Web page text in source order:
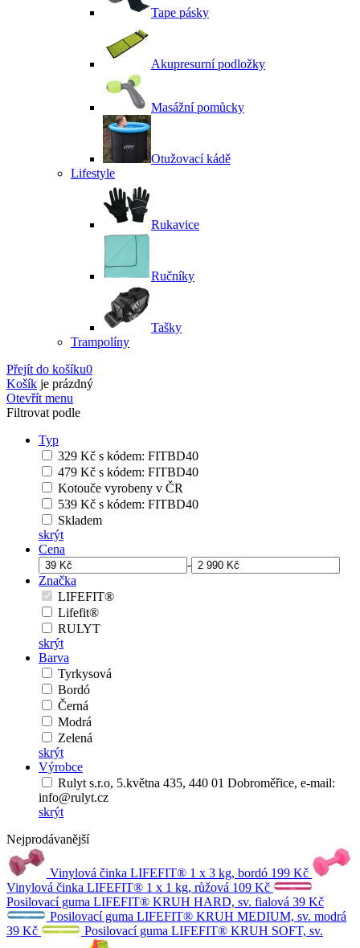
Tape pásky
Akupresurní podložky
Masážní pomůcky
Otužovací kádě
Lifestyle
Rukavice
Ručníky
Tašky
Trampolíny
Přejít do košíku0
Košík je prázdný
Otevřít menu
Filtrovat podle
Typ
329 Kč s kódem: FITBD40
479 Kč s kódem: FITBD40
Kotouče vyrobeny v ČR
539 Kč s kódem: FITBD40
Skladem
skrýt
Cena
-
Značka
LIFEFIT®
Lifefit®
RULYT
skrýt
Barva
Tyrkysová
Bordó
Černá
Modrá
Zelená
skrýt
Výrobce
Rulyt s.r.o, 5.května 435, 440 01 Dobroměřice, e-mail:
info@rulyt.cz
skrýt
Nejprodávanější
Vinylová činka LIFEFIT® 1 x 3 kg, bordó 199 Kč
Vinylová činka LIFEFIT® 1 x 1 kg, růžová 109 Kč
Posilovací guma LIFEFIT® KRUH HARD, sv. fialová 39 Kč
Posilovací guma LIFEFIT® KRUH MEDIUM, sv. modrá
39 Kč
Posilovací guma LIFEFIT® KRUH SOFT, sv.